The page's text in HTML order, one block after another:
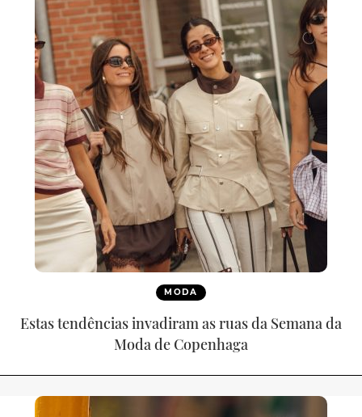
MODA
Estas tendências invadiram as ruas da Semana da
Moda de Copenhaga